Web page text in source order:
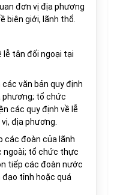
đơn vị địa phương
biên giới, lãnh thổ.
lễ tân đối ngoại tại
văn bản quy định
phương; tổ chức
các quy định về lễ
địa phương.
các đoàn của lãnh
ngoài; tổ chức thực
tiếp các đoàn nước
tỉnh hoặc quá